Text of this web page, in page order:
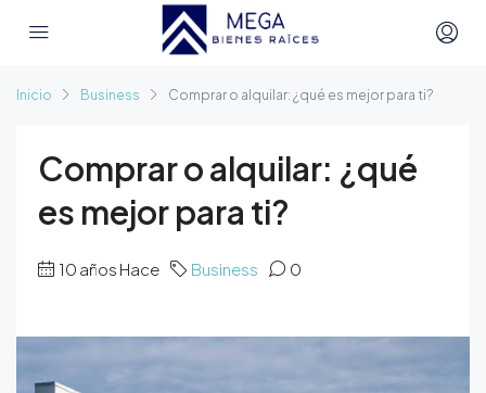
Inicio Business Comprar o alquilar: ¿qué es mejor para ti?
Comprar o alquilar: ¿qué
es mejor para ti?
10 años Hace Business 0